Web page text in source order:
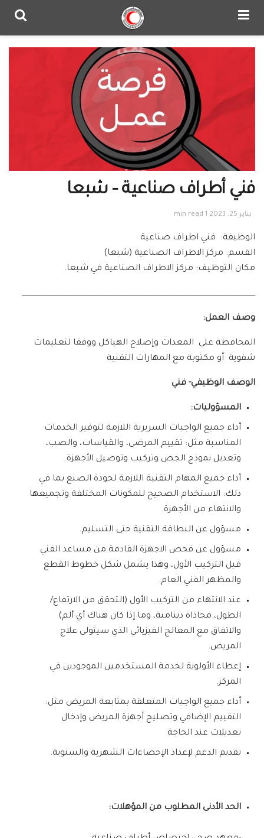
فني أطراف صناعية – شبعا
يناير 25, 2023 1 min read
الوظيفة: فني اطراف صناعية
القسم: مركز الاطراف الصناعية (شبعا)
مكان التوظيف: مركز الاطراف الصناعية في شبعا.
__________________________________________________________________
وصف العمل:
المحافظة على المعدات وإصلاح الهياكل ووفقا لتعليمات
شفوية أو مكتوبة مع المهارات التقنية
الوصف الوظيفي- فني
المسؤوليات:
أداء جميع الواجبات السريرية اللازمة لتوفير الخدمات
المناسبة مثل: تقييم المرضى، والقياسات، والصب،
وتعديل نموذج الجص وتركيب وتوصيل الأجهزة.
أداء جميع المهام التقنية اللازمة لجودة الصنع بما في
ذلك: الاستخدام الصحيح للمكونات المختلفة وتجميعها
والانتهاء من الأجهزة.
مسؤول عن البطاقة التقنية حتى التسليم.
مسؤول عن فحص الاجهزة القادمة من مساعد الفني
قبل التركيب الأول، وهذا يشمل شكل خطوط القطع
والمظهر الفني العام.
عند الانتهاء من التركيب الأول (التحقق من الارتفاع/
الطول، محاذاة دينامية، وما إذا كان هناك أي ألم)
والاتفاق مع المعالج الفيزيائي الذي سيتولى علاج
المريض.
إعطاء الأولوية لخدمة المستخدمين الموجودين في
المركز.
أداء جميع الواجبات المتعلقة بمتابعة المريض مثل:
التقييم الإضافي وتصليح أجهزة المريض وإدخال
تعديلات عند الحاجة
تقديم الدعم لإعداد الإحصاءات الشهرية والسنوية.
الحد الأدنى المطلوب من المؤهلات: